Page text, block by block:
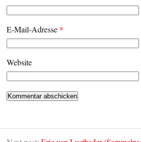
E-Mail-Adresse *
Website